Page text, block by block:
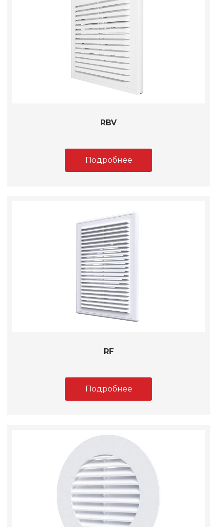
RBV
Подробнее
RF
Подробнее